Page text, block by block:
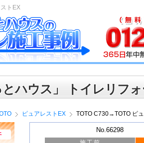
トEX
とハウス」 トイレリフ
ピュアレストEX TOTO C730→TOTO ピ
No.66298